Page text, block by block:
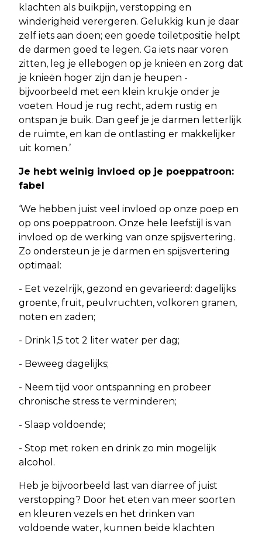
klachten als buikpijn, verstopping en
winderigheid verergeren. Gelukkig kun je daar
zelf iets aan doen; een goede toiletpositie helpt
de darmen goed te legen. Ga iets naar voren
zitten, leg je ellebogen op je knieën en zorg dat
je knieën hoger zijn dan je heupen -
bijvoorbeeld met een klein krukje onder je
voeten. Houd je rug recht, adem rustig en
ontspan je buik. Dan geef je je darmen letterlijk
de ruimte, en kan de ontlasting er makkelijker
uit komen.’
Je hebt weinig invloed op je poeppatroon:
fabel
‘We hebben juist veel invloed op onze poep en
op ons poeppatroon. Onze hele leefstijl is van
invloed op de werking van onze spijsvertering.
Zo ondersteun je je darmen en spijsvertering
optimaal:
- Eet vezelrijk, gezond en gevarieerd: dagelijks
groente, fruit, peulvruchten, volkoren granen,
noten en zaden;
- Drink 1,5 tot 2 liter water per dag;
- Beweeg dagelijks;
- Neem tijd voor ontspanning en probeer
chronische stress te verminderen;
- Slaap voldoende;
- Stop met roken en drink zo min mogelijk
alcohol.
Heb je bijvoorbeeld last van diarree of juist
verstopping? Door het eten van meer soorten
en kleuren vezels en het drinken van
voldoende water, kunnen beide klachten